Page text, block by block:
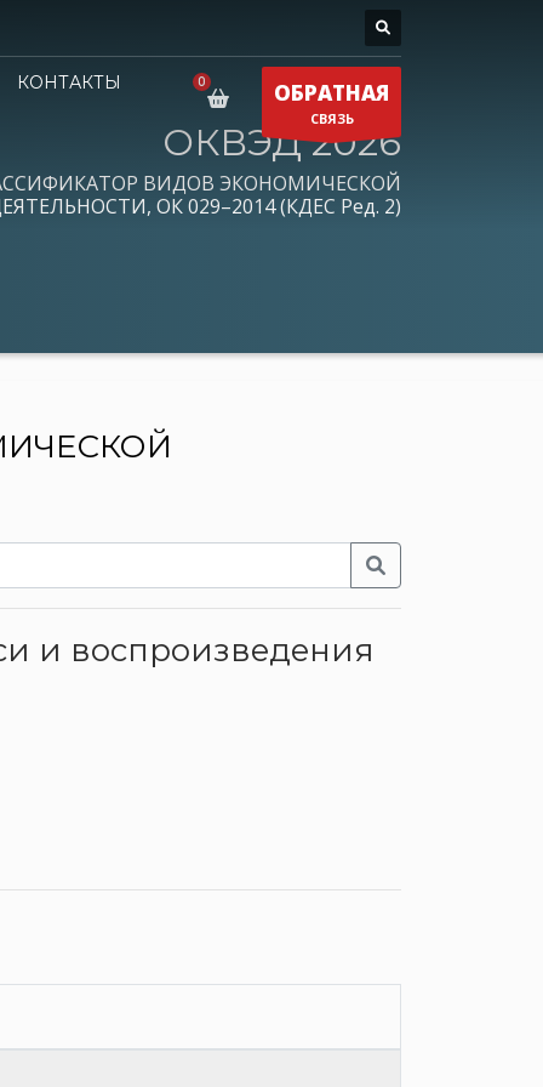
КОНТАКТЫ
ОБРАТНАЯ
СВЯЗЬ
ОКВЭД 2026
ВИДОВ ЭКОНОМИЧЕСКОЙ
ОК 029–2014 (КДЕС Ред. 2)
и воспроизведения